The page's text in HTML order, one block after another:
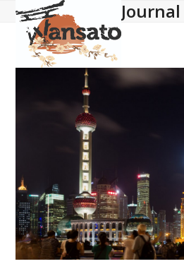
Skip
content
Open
mobile
menu
Close
mobile
menu
Journal